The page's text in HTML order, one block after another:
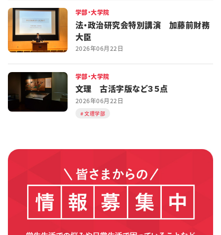
学部・大学院
法・政治研究会特別講演 加藤前財務
大臣
2026年06月22日
学部・大学院
文理 古活字版など３５点
2026年06月22日
文理学部